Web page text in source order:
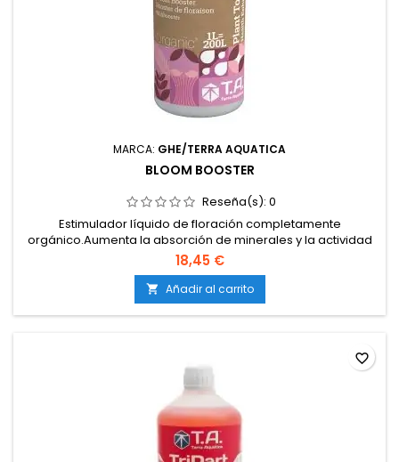
MARCA: GHE/TERRA AQUATICA
BLOOM BOOSTER
Reseña(s): 0
Estimulador líquido de floración completamente
orgánico.Aumenta la absorción de minerales y la actividad
metabólica.Promueve el desarrollo de flores densas y
abundantes.Compatible con tierra, coco, hidroponía y
aplicaciones foliares.No usa hormonas sintéticas ni PGRs
artificiales.
18,45 €
 Añadir al carrito
favorite_border